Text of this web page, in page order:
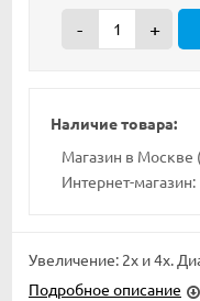
- +
Наличие товара:
Магазин в
Интернет-магазин:
Увеличение: 2x и 4х.
Подробное описание